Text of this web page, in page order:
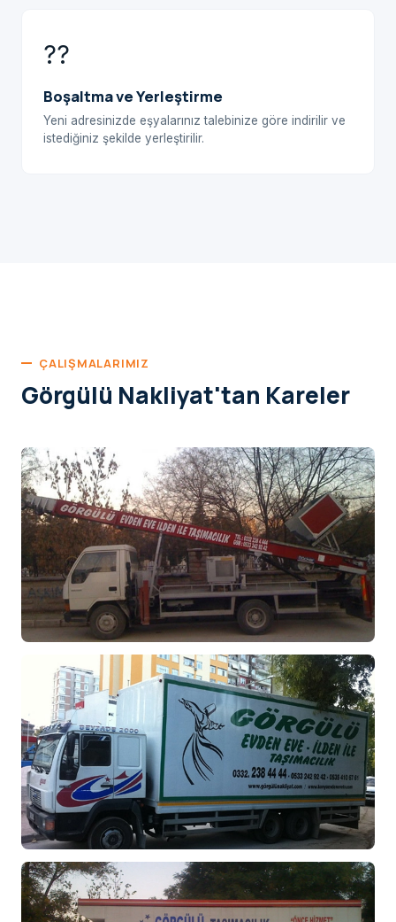
??
Boşaltma ve Yerleştirme
Yeni adresinizde eşyalarınız talebinize göre indirilir ve
istediğiniz şekilde yerleştirilir.
ÇALIŞMALARIMIZ
Görgülü Nakliyat'tan Kareler